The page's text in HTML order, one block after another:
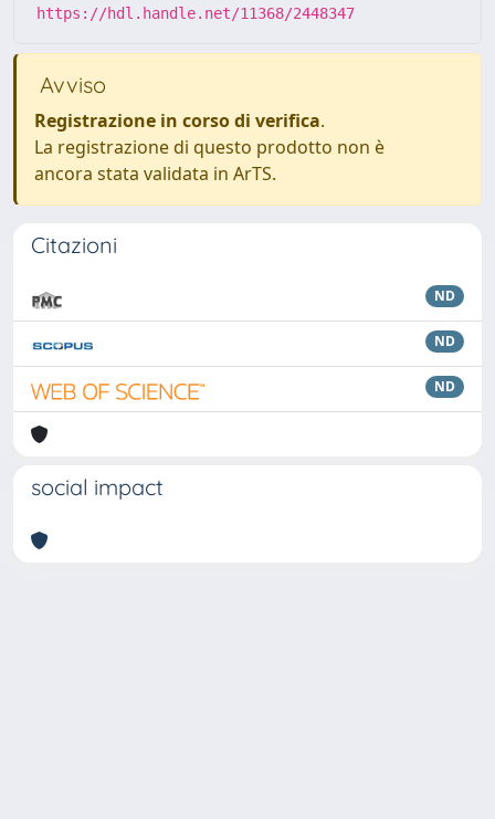
https://hdl.handle.net/11368/2448347
Avviso
Registrazione in corso di verifica.
La registrazione di questo prodotto non è
ancora stata validata in ArTS.
Citazioni
ND
ND
ND
social impact